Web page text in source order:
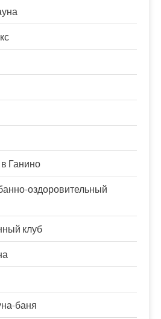
Ганино
оздоровительный
клуб
баня